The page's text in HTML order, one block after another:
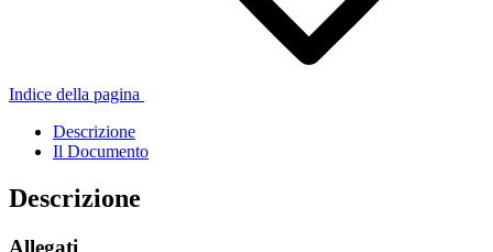
Indice della pagina
Descrizione
Il Documento
Descrizione
Allegati